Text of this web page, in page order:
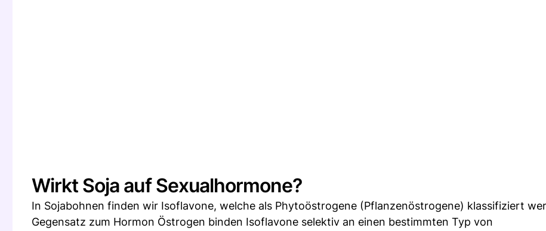
Wirkt Soja auf Sexualhormone?
In Sojabohnen finden wir Isoflavone, welche als Phytoöstrogene (Pflanzenöstrogene) klassifiziert
Gegensatz zum Hormon Östrogen binden Isoflavone selektiv an einen bestimmten Typ von